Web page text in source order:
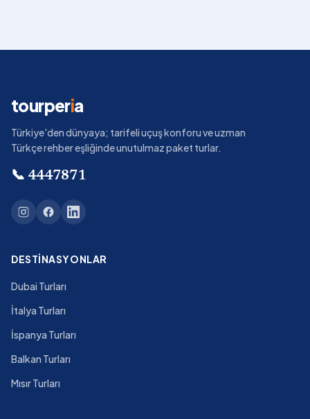
tourperia
Türkiye'den dünyaya; tarifeli uçuş konforu ve uzman
Türkçe rehber eşliğinde unutulmaz paket turlar.
📞 4447871
DESTINASYONLAR
Dubai Turları
İtalya Turları
İspanya Turları
Balkan Turları
Mısır Turları